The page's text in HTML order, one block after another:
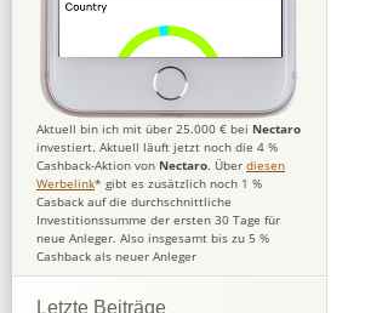
Aktuell bin ich mit über 25.000 € bei Nectaro
investiert. Aktuell läuft jetzt noch die 4 %
Cashback-Aktion von Nectaro. Über diesen
Werbelink* gibt es zusätzlich noch 1 %
Casback auf die durchschnittliche
Investitionssumme der ersten 30 Tage für
neue Anleger. Also insgesamt bis zu 5 %
Cashback als neuer Anleger
Letzte Beiträge